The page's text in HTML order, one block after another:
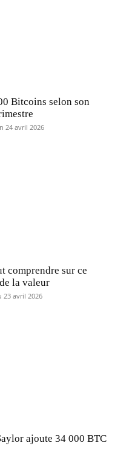
Bitcoins selon son
24 avril 2026
comprendre sur ce
la valeur
23 avril 2026
ajoute 34 000 BTC